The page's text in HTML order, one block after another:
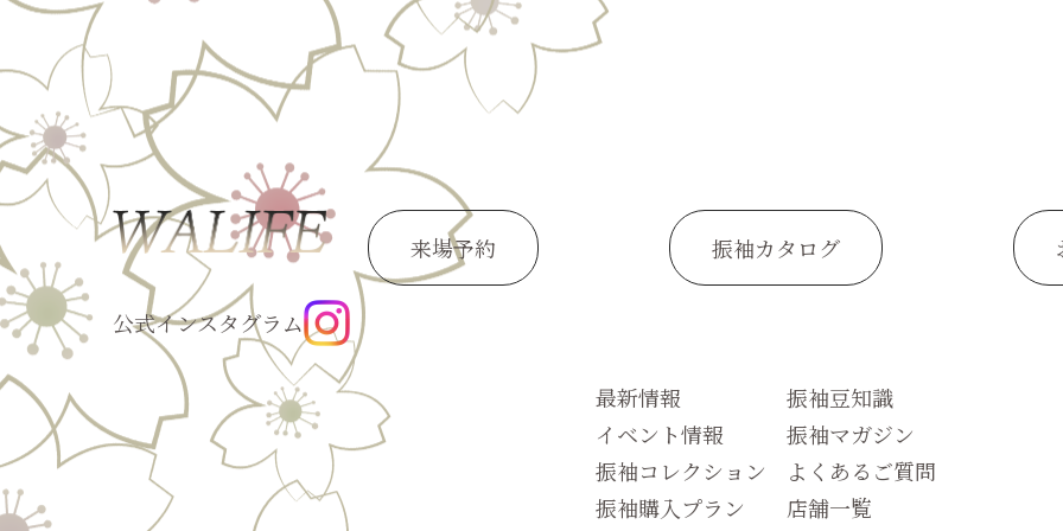
公式インスタグラム
来場予約 振袖カタログ
最新情報
イベント情報
振袖コレクション
振袖購入プラン
振袖豆知識
振袖マガジン
よくあるご質問
店舗一覧